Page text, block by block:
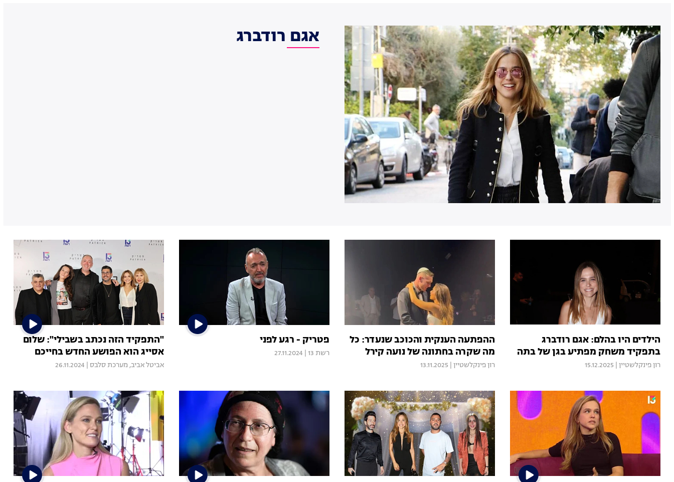
אגם רודברג
הילדים היו בהלם: אגם רודברג
בתפקיד משחק מפתיע בגן של בתה
רון פינקלשטיין 15.12.2025
ההפתעה הענקית והכוכב שנעדר: כל
מה שקרה בחתונה של נועה קירל
רון פינקלשטיין 13.11.2025
פטריק - רגע לפני
רשת 13 27.11.2024
"התפקיד הזה נכתב בשבילי": שלום
אסייג הוא הפושע החדש בחייכם
אביטל אביב, מערכת סלבס 26.11.2024